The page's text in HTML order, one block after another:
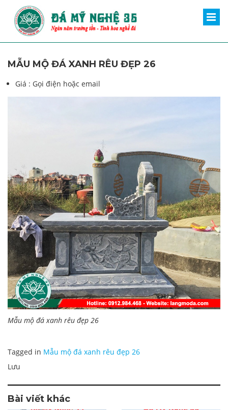
MẪU MỘ ĐÁ XANH RÊU ĐẸP 26
Giá : Gọi điện hoặc email
Mẫu mộ đá xanh rêu đẹp 26
Tagged in Mẫu mộ đá xanh rêu đẹp 26
Lưu
Bài viết khác